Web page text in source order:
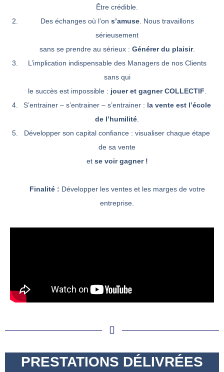
Être crédible.
Des échanges où l’on s’amuse. Nous travaillons
sérieusement
sans se prendre au sérieux : Générer du plaisir.
L’implication indispensable des Managers de nos Clients
sans qui
le succès est impossible : jouer et gagner COLLECTIF
S’entrainer – s’entrainer – s’entrainer : la vente est l’école
de l’humilité
Développer son capital confiance : visualiser chaque étape
de sa vente
et se voir gagner !
Finalité : Développer les ventes et les marges de votre
entreprise.
PRESTATIONS DÉLIVRÉES